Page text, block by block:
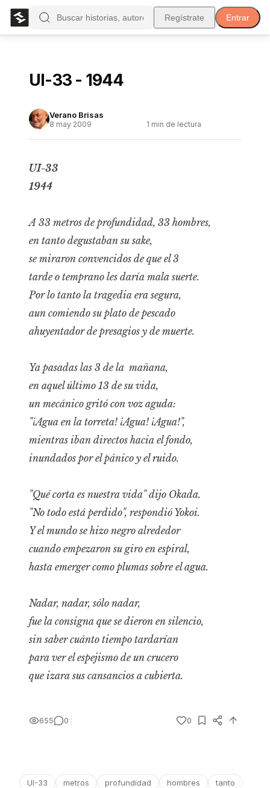
Regístrate Entrar
UI-33 - 1944
Verano Brisas
8 may 2009 1 min de lectura
UI-33
1944
A 33 metros de profundidad, 33 hombres,
en tanto degustaban su sake,
se miraron convencidos de que el 3
tarde o temprano les daría mala suerte.
Por lo tanto la tragedia era segura,
aun comiendo su plato de pescado
ahuyentador de presagios y de muerte.
Ya pasadas las 3 de la mañana,
en aquel último 13 de su vida,
un mecánico gritó con voz aguda:
"¡Agua en la torreta! ¡Agua! ¡Agua!",
mientras iban directos hacia el fondo,
inundados por el pánico y el ruido.
"Qué corta es nuestra vida" dijo Okada.
"No todo está perdido", respondió Yokoi.
Y el mundo se hizo negro alrededor
cuando empezaron su giro en espiral,
hasta emerger como plumas sobre el agua.
Nadar, nadar, sólo nadar,
fue la consigna que se dieron en silencio,
sin saber cuánto tiempo tardarían
para ver el espejismo de un crucero
que izara sus cansancios a cubierta.
655 0 0
UI-33 metros profundidad hombres
tanto